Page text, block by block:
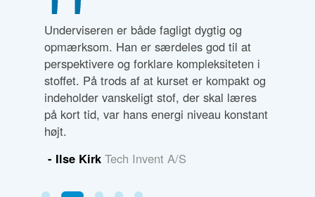
Underviseren er både fagligt dygtig og
opmærksom. Han er særdeles god til at
perspektivere og forklare kompleksiteten i
stoffet. På trods af at kurset er kompakt og
indeholder vanskeligt stof, der skal læres
på kort tid, var hans energi niveau konstant
højt.
- Ilse Kirk Tech Invent A/S